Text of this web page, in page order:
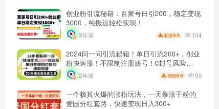
创业粉引流秘籍：百家号日引200，稳定变现
3000，纯搬运轻松实现！
3年前 积分9.9 104
2024问一问引流秘籍！单日引流200+，创业
粉快速涨！不限制注册账号！0封号风险…
2年前 积分9.9 99
一个极其火爆的涨粉玩法，一天暴涨千粉的
爱国分红套路，快速变现日入300+